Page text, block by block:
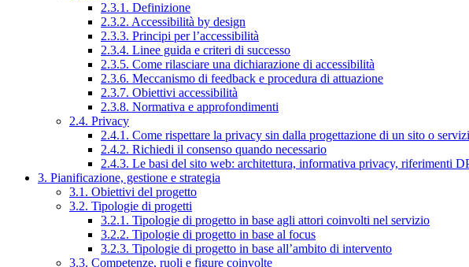
2.3.1. Definizione
2.3.2. Accessibilità by design
2.3.3. Principi per l’accessibilità
2.3.4. Linee guida e criteri di successo
2.3.5. Come rilasciare una dichiarazione di accessibilità
2.3.6. Meccanismo di feedback e procedura di attuazione
2.3.7. Obiettivi accessibilità
2.3.8. Normativa e approfondimenti
2.4. Privacy
2.4.1. Come rispettare la privacy sin dalla progettazione di un sito o
2.4.2. Richiedi il consenso quando necessario
2.4.3. Le basi del sito web: architettura, informativa privacy, riferimenti
3. Pianificazione, gestione e strategia
3.1. Obiettivi del progetto
3.2. Tipologie di progetti
3.2.1. Tipologie di progetto in base agli attori coinvolti nel servizio
3.2.2. Tipologie di progetto in base al focus
3.2.3. Tipologie di progetto in base all’ambito di intervento
3.3. Competenze, ruoli e figure coinvolte